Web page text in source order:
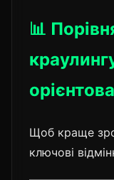
📊
Щоб краще
ключові